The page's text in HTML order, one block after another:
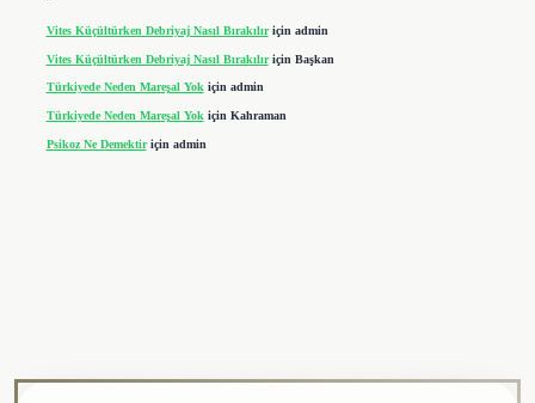
Vites Küçültürken Debriyaj Nasıl Bırakılıriçin admin
Vites Küçültürken Debriyaj Nasıl Bırakılıriçin Başkan
Türkiyede Neden Mareşal Yokiçin admin
Türkiyede Neden Mareşal Yok için Kahraman
Psikoz Ne Demektiriçin admin